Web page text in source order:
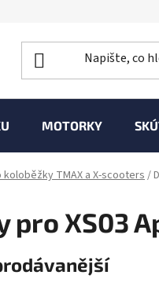
MOTORKY
koloběžky TMAX a X-scooters/
pro XS03